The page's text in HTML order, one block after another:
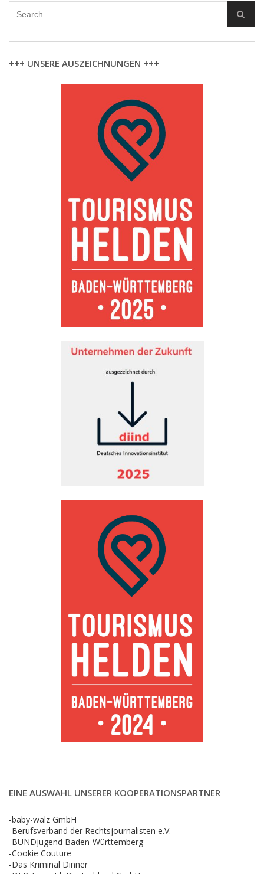
+++ UNSERE AUSZEICHNUNGEN +++
EINE AUSWAHL UNSERER KOOPERATIONSPARTNER
-baby-walz GmbH
-Berufsverband der Rechtsjournalisten e.V.
-BUNDjugend Baden-Württemberg
-Cookie Couture
-Das Kriminal Dinner